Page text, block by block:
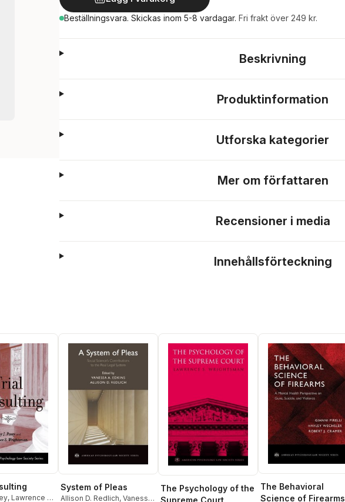
Beställningsvara. Skickas inom 5-8 vardagar. Fri frakt över 249 kr.
Beskrivning
Produktinformation
Utforska kategorier
Mer om författaren
Recensioner i media
Innehållsförteckning
, Lawrence S.
System of Pleas
Allison D. Redlich, Vanessa
The Psychology of the
Supreme Court
The Behavioral
Science of Firearms